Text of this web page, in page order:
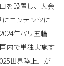
を設置し、大会
コンテンツに
年パリ五輪
内で単独実施す
世界陸上』が